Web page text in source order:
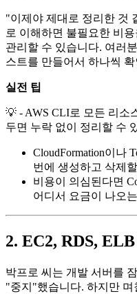
"이제야 제대로 정리한 것
로 이해하면 불필요한 비
관리할 수 있습니다. 여러
스트를 만들어서 하나씩
실전 팁
💡 - AWS CLI로 모든 리소
두면 누락 없이 정리할 수
CloudFormation이나
번에 생성하고 삭제
비용이 의심된다면
어디서 요금이 나오
2. EC2, RDS,
박프로 씨는 개발 서버를
"중지"했습니다. 하지만 며